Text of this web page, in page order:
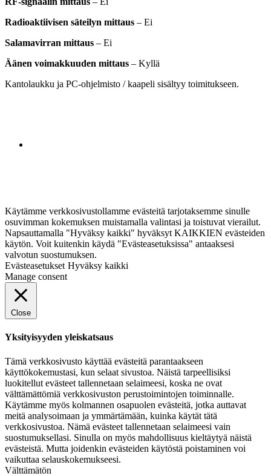
Radioaktiivisen säteilyn mittaus – Ei
Salamavirran mittaus – Ei
Äänen voimakkuuden mittaus – Kyllä
Kantolaukku ja PC-ohjelmisto / kaapeli sisältyy toimitukseen.
Käytämme verkkosivustollamme evästeitä tarjotaksemme sinulle
osuvimman kokemuksen muistamalla valintasi ja toistuvat vierailut.
Napsauttamalla "Hyväksy kaikki" hyväksyt KAIKKIEN evästeiden
käytön. Voit kuitenkin käydä "Evästeasetuksissa" antaaksesi
valvotun suostumuksen.
Evästeasetukset Hyväksy kaikki
Manage consent
Close
Yksityisyyden yleiskatsaus
Tämä verkkosivusto käyttää evästeitä parantaakseen
käyttökokemustasi, kun selaat sivustoa. Näistä tarpeellisiksi
luokitellut evästeet tallennetaan selaimeesi, koska ne ovat
välttämättömiä verkkosivuston perustoimintojen toiminnalle.
Käytämme myös kolmannen osapuolen evästeitä, jotka auttavat
meitä analysoimaan ja ymmärtämään, kuinka käytät tätä
verkkosivustoa. Nämä evästeet tallennetaan selaimeesi vain
suostumuksellasi. Sinulla on myös mahdollisuus kieltäytyä näistä
evästeistä. Mutta joidenkin evästeiden käytöstä poistaminen voi
vaikuttaa selauskokemukseesi.
Välttämätön